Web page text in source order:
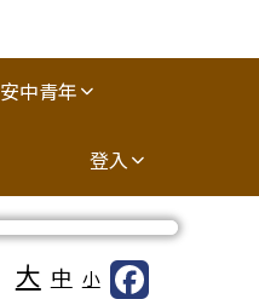
安中青年
登入
大 中 小